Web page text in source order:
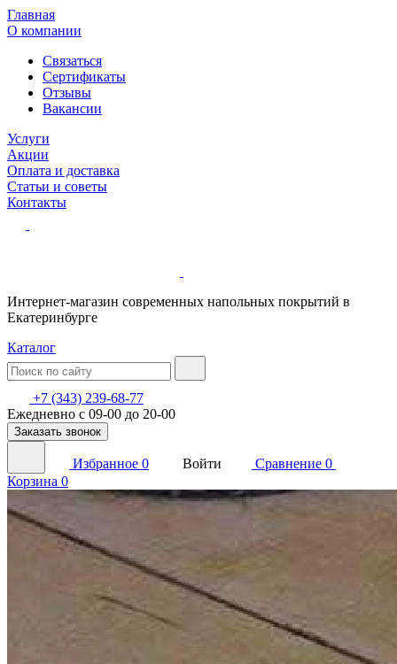
Главная
О компании
Связаться
Сертификаты
Отзывы
Вакансии
Услуги
Акции
Оплата и доставка
Статьи и советы
Контакты
Интернет-магазин современных напольных покрытий в
Екатеринбурге
Каталог
+7 (343) 239-68-77
Ежедневно с 09-00 до 20-00
Заказать звонок
Избранное 0 Войти Сравнение 0
Корзина 0